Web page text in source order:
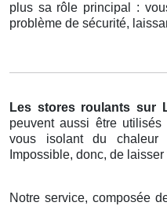
plus sa rôle principal :
problème de sécurité,
Les stores roulants sur
peuvent aussi être
vous isolant du chaleur
Impossible, donc, de
Notre service, composée